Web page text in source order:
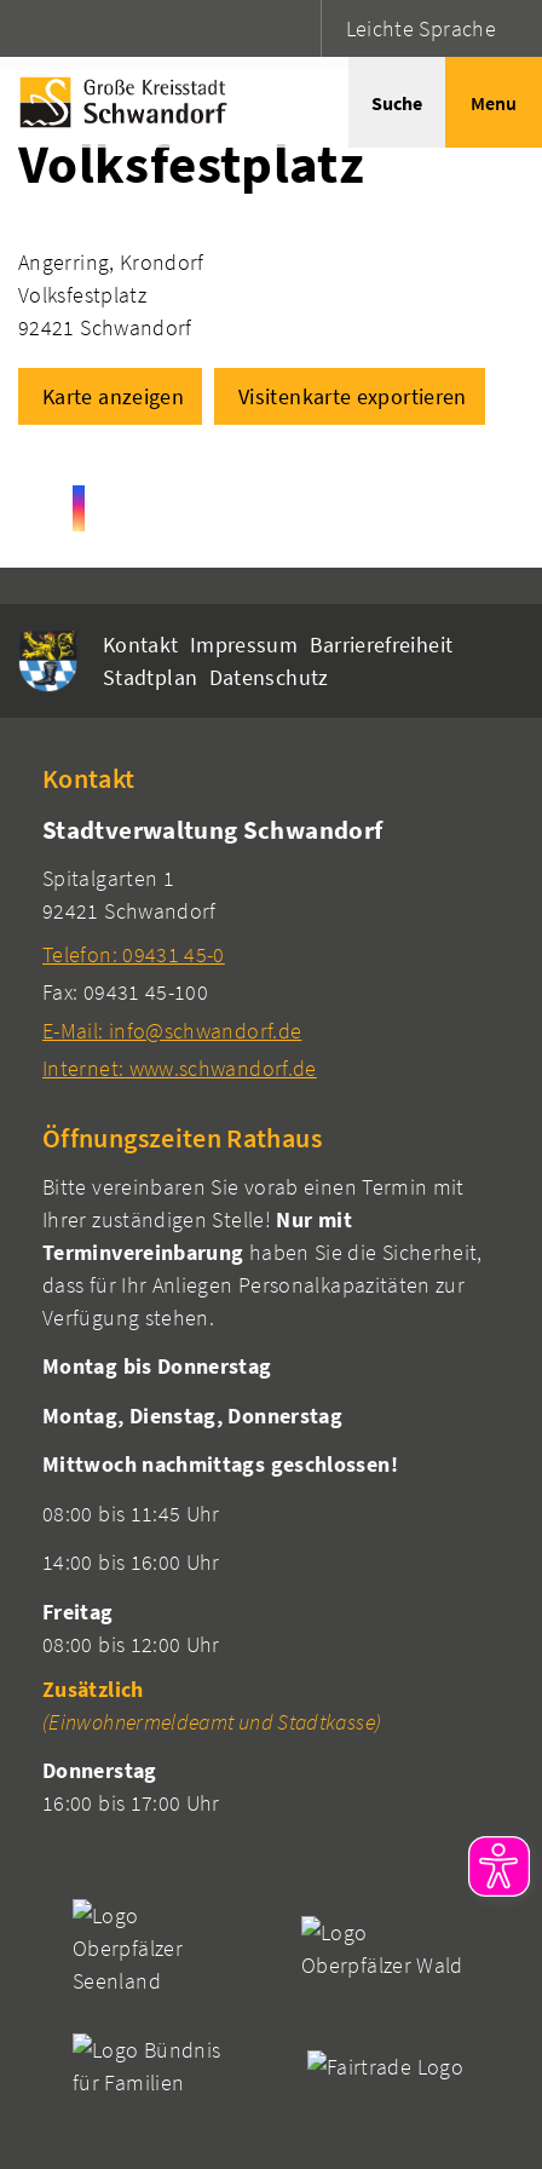
Leichte Sprache
Suche Menu
Volksfestplatz
Angerring, Krondorf
Volksfestplatz
92421 Schwandorf
Karte anzeigen Visitenkarte exportieren
Kontakt Impressum Barrierefreiheit
Stadtplan Datenschutz
Kontakt
Stadtverwaltung Schwandorf
Spitalgarten 1
92421 Schwandorf
Telefon: 09431 45-0
Fax: 09431 45-100
E-Mail: info@schwandorf.de
Internet: www.schwandorf.de
Öffnungszeiten Rathaus
Bitte vereinbaren Sie vorab einen Termin mit
Ihrer zuständigen Stelle! Nur mit
Terminvereinbarung haben Sie die Sicherheit,
dass für Ihr Anliegen Personalkapazitäten zur
Verfügung stehen.
Montag bis Donnerstag
Montag, Dienstag, Donnerstag
Mittwoch nachmittags geschlossen!
08:00 bis 11:45 Uhr
14:00 bis 16:00 Uhr
Freitag
08:00 bis 12:00 Uhr
Zusätzlich
(Einwohnermeldeamt und Stadtkasse)
Donnerstag
16:00 bis 17:00 Uhr